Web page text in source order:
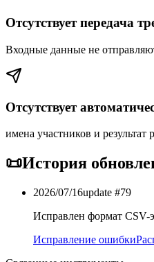
Отсутствует передача
Входные данные не
Отсутствует
имена участников и результат
📜История
2026/07/16update #79
Исправлен формат CSV-
Исправление ошибки